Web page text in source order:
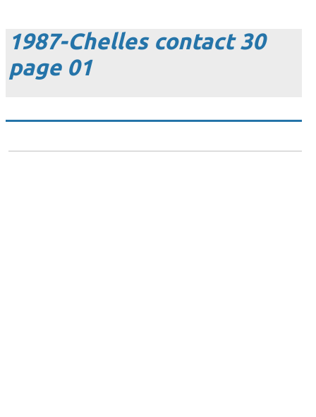
1987-Chelles contact 30
page 01